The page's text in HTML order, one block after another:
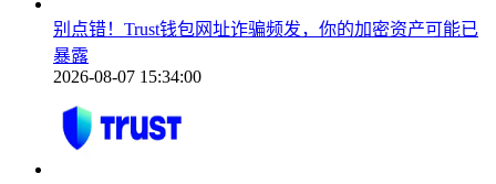
别点错！Trust钱包网址诈骗频发，你的加密资产可能已
暴露
2026-08-07 15:34:00